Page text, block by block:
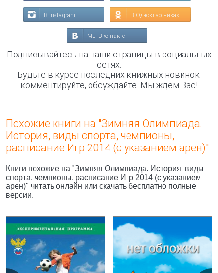
В Instagram В Одноклассниках
Мы Вконтакте
Подписывайтесь на наши страницы в социальных
сетях.
Будьте в курсе последних книжных новинок,
комментируйте, обсуждайте. Мы ждём Вас!
Похожие книги на "Зимняя Олимпиада.
История, виды спорта, чемпионы,
расписание Игр 2014 (с указанием арен)"
Книги похожие на "Зимняя Олимпиада. История, виды
спорта, чемпионы, расписание Игр 2014 (с указанием
арен)" читать онлайн или скачать бесплатно полные
версии.